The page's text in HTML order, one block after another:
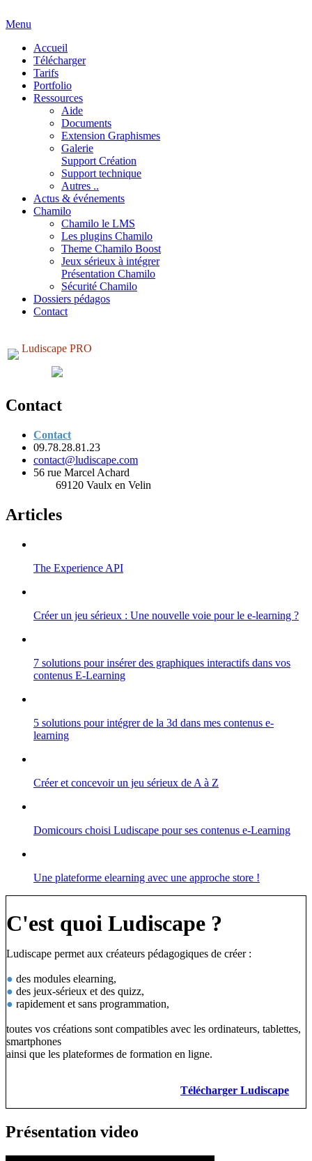
Menu
Accueil
Télécharger
Tarifs
Portfolio
Ressources
Aide
Documents
Extension Graphismes
Galerie
Support Création
Support technique
Autres ..
Actus & événements
Chamilo
Chamilo le LMS
Les plugins Chamilo
Theme Chamilo Boost
Jeux sérieux à intégrer
Présentation Chamilo
Sécurité Chamilo
Dossiers pédagos
Contact
Ludiscape PRO
Contact
Contact
09.78.28.81.23
contact@ludiscape.com
56 rue Marcel Achard
69120 Vaulx en Velin
Articles
The Experience API
Créer un jeu sérieux : Une nouvelle voie pour le e-learning ?
7 solutions pour insérer des graphiques interactifs dans vos
contenus E-Learning
5 solutions pour intégrer de la 3d dans mes contenus e-
learning
Créer et concevoir un jeu sérieux de A à Z
Domicours choisi Ludiscape pour ses contenus e-Learning
Une plateforme elearning avec une approche store !
C'est quoi Ludiscape ?
Ludiscape permet aux créateurs pédagogiques de créer :
● des modules elearning,
● des jeux-sérieux et des quizz,
● rapidement et sans programmation,
toutes vos créations sont compatibles avec les ordinateurs, tablettes,
smartphones
ainsi que les plateformes de formation en ligne.
Télécharger Ludiscape
Présentation video